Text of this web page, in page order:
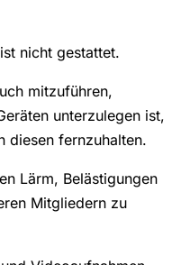
nicht gestattet.
mitzuführen,
unterzulegen ist,
diesen fernzuhalten.
Lärm, Belästigungen
Mitgliedern zu